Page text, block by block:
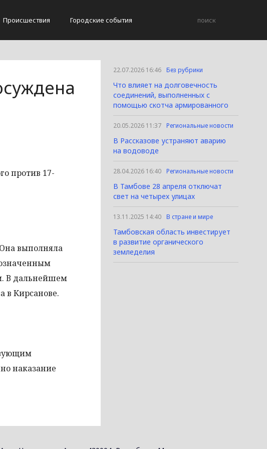
Происшествия Городские события
против 17-
выполняла
В дальнейшем
в Кирсанове.
наказание
22.07.2026 16:46 Без рубрики
Что влияет на долговечность
соединений, выполненных с
помощью скотча армированного
20.05.2026 11:37 Региональные новости
В Рассказове устраняют аварию
на водоводе
28.04.2026 16:40 Региональные новости
В Тамбове 28 апреля отключат
свет на четырех улицах
13.11.2025 14:40 В стране и мире
Тамбовская область инвестирует
в развитие органического
земледелия